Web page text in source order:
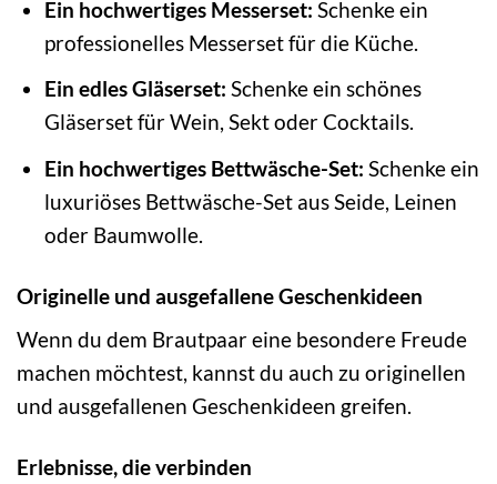
Ein hochwertiges Messerset: Schenke ein
professionelles Messerset für die Küche.
Ein edles Gläserset: Schenke ein schönes
Gläserset für Wein, Sekt oder Cocktails.
Ein hochwertiges Bettwäsche-Set: Schenke ein
luxuriöses Bettwäsche-Set aus Seide, Leinen
oder Baumwolle.
Originelle und ausgefallene Geschenkideen
Wenn du dem Brautpaar eine besondere Freude
machen möchtest, kannst du auch zu originellen
und ausgefallenen Geschenkideen greifen.
Erlebnisse, die verbinden